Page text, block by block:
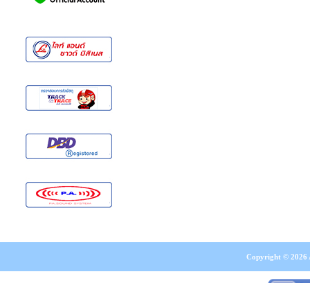
Copyright © 2026